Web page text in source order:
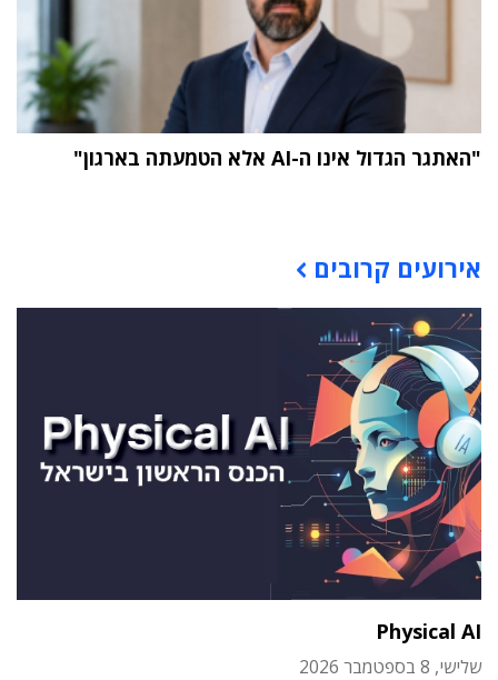
"האתגר הגדול אינו ה-AI אלא הטמעתה בארגון"
אירועים קרובים
Physical AI
שלישי, 8 בספטמבר 2026